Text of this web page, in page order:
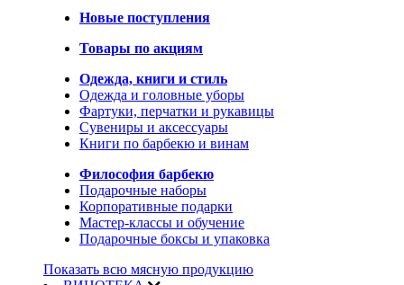
Новые поступления
Товары по акциям
Одежда, книги и стиль
Одежда и головные уборы
Фартуки, перчатки и рукавицы
Сувениры и аксессуары
Книги по барбекю и винам
Философия барбекю
Подарочные наборы
Корпоративные подарки
Мастер-классы и обучение
Подарочные боксы и упаковка
Показать всю мясную продукцию